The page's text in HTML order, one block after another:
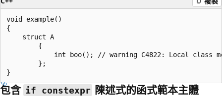
void example()
{
    struct A
        {
int boo(); // warning C4822: Local class
        };
包含 if constexpr 陳述式的函式範本主體